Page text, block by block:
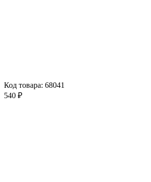
Код товара: 68041
540 ₽